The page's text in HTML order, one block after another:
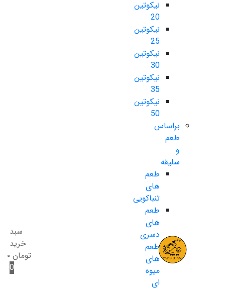
نیکوتین
20
نیکوتین
25
نیکوتین
30
نیکوتین
35
نیکوتین
50
براساس
طعم
و
سلیقه
طعم
های
تنباکویی
طعم
های
دسری
طعم
های
میوه
ای
سبد
خرید
تومان ۰
0